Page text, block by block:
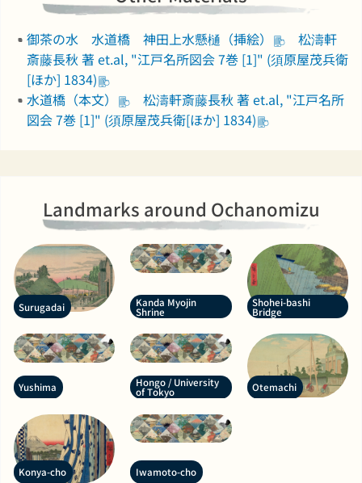
御茶の水 水道橋 神田上水懸樋（挿絵）
松濤軒
斎藤長秋 著 et.al, "江戸名所図会 7巻 [1]" (須原屋茂兵衛
[ほか] 1834)
水道橋（本文）
松濤軒斎藤長秋 著 et.al, "江戸名所
図会 7巻 [1]" (須原屋茂兵衛[ほか] 1834)
Landmarks around Ochanomizu
Surugadai Kanda Myojin
Shrine
Shohei-bashi
Bridge
Yushima Hongo / University
of Tokyo Otemachi
Konya-cho Iwamoto-cho